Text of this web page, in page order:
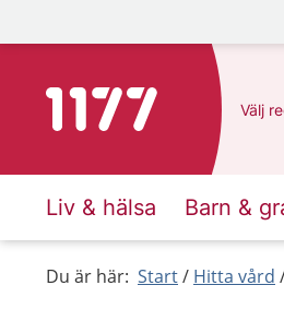
Till startsidan för 1177 Välj
Liv & hälsa Barn &
Du är här: Start Hitta vård